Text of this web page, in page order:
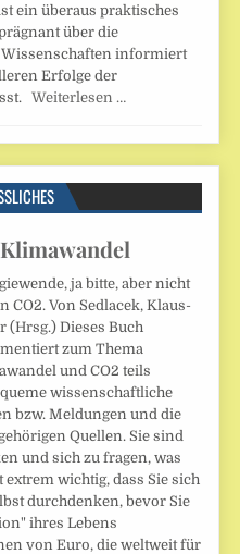
ein überaus praktisches
über die
Wissenschaften informiert
Erfolge der
Weiterlesen …
ja bitte, aber nicht
CO2. Von Sedlacek, Klaus-
(Hrsg.) Dieses Buch
zum Thema
und CO2 teils
wissenschaftliche
bzw. Meldungen und die
Quellen. Sie sind
und sich zu fragen, was
wichtig, dass Sie sich
durchdenken, bevor Sie
ihres Lebens
von Euro, die weltweit für